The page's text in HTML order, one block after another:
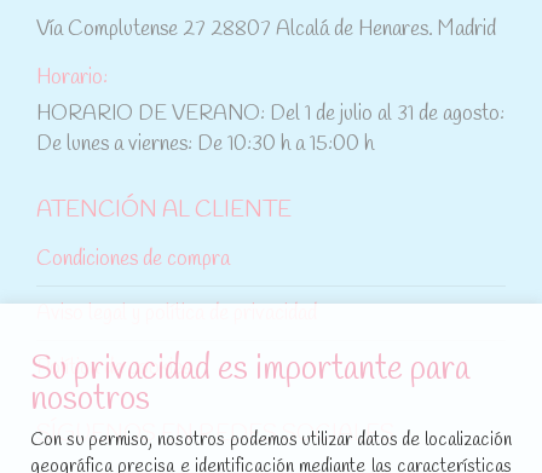
Vía Complutense 27 28807 Alcalá de Henares. Madrid
Horario:
HORARIO DE VERANO: Del 1 de julio al 31 de agosto:
De lunes a viernes: De 10:30 h a 15:00 h
ATENCIÓN AL CLIENTE
Condiciones de compra
Política de cookies
SÍGUENOS EN REDES SOCIALES
Su privacidad es importante para
nosotros
Con su permiso, nosotros podemos utilizar datos de localización
geográfica precisa e identificación mediante las características